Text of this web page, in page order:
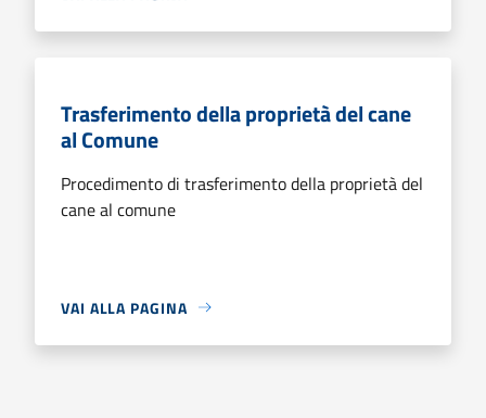
Trasferimento della proprietà del cane
al Comune
Procedimento di trasferimento della proprietà del
cane al comune
VAI ALLA PAGINA